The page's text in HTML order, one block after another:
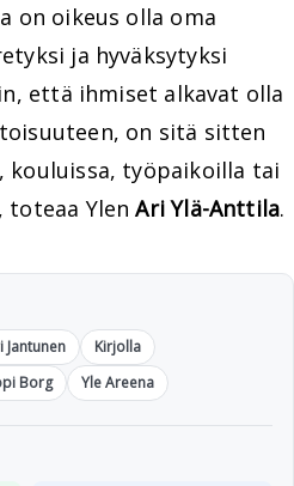
on oikeus olla oma
ja hyväksytyksi
että ihmiset alkavat olla
on sitä sitten
kouluissa, työpaikoilla tai
toteaa YlenAri Ylä-Anttila.
Jantunen
Kirjolla
Borg Yle Areena